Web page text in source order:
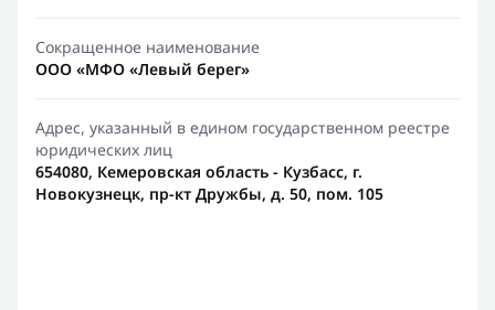
Сокращенное наименование
ООО «МФО «Левый берег»
Адрес, указанный в едином государственном реестре
юридических лиц
654080, Кемеровская область - Кузбасс, г.
Новокузнецк, пр-кт Дружбы, д. 50, пом. 105